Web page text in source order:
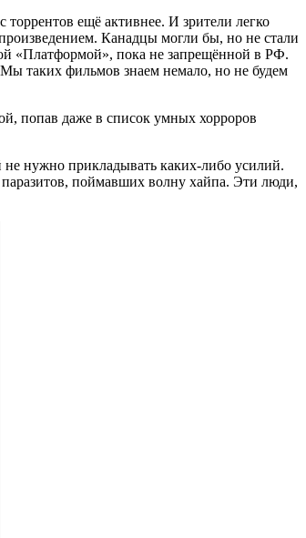
ещё активнее. И зрители легко
Канадцы могли бы, но не стали
«Платформой», пока не запрещённой в РФ.
таких фильмов знаем немало, но не будем
попав даже в список умных хорроров
не нужно прикладывать каких-либо усилий.
поймавших волну хайпа. Эти люди,